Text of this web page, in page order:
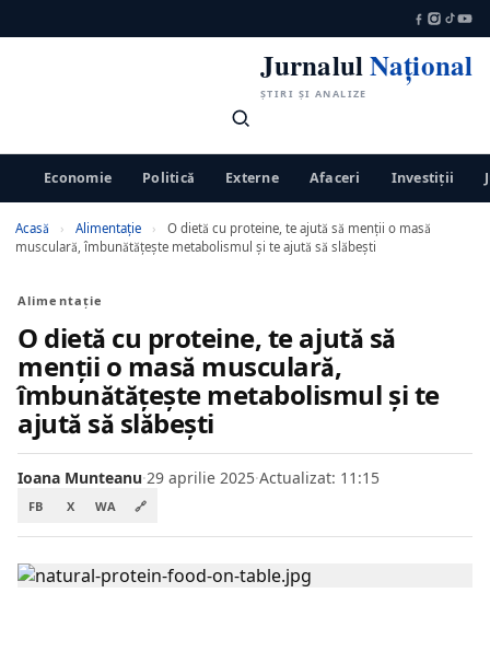
JurnalulNațional
ȘTIRI ȘI ANALIZE
Economie Politică Externe Afaceri Investiții
Acasă › Alimentaţie ›
O dietă cu proteine, te ajută să menţii o masă
musculară, îmbunătăţeşte metabolismul şi te ajută să slăbești
Alimentaţie
O dietă cu proteine, te ajută să
menţii o masă musculară,
îmbunătăţeşte metabolismul şi te
ajută să slăbești
Ioana Munteanu·29 aprilie 2025·Actualizat: 11:15
FB X WA 🔗